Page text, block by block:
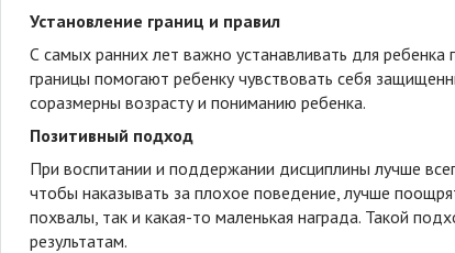
Установление границ и правил
С самых ранних лет важно устанавливать для
границы помогают ребенку чувствовать себя
соразмерны возрасту и пониманию ребенка.
Позитивный подход
При воспитании и поддержании дисциплины лучше
чтобы наказывать за плохое поведение, лучше
похвалы, так и какая-то маленькая награда. Такой
результатам.